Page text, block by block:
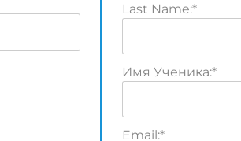
Last Name:*
Имя Ученика:*
Email:*